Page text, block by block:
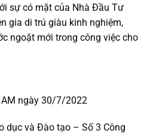
sự có mặt của Nhà Đầu Tư
gia di trú giàu kinh nghiệm,
ngoặt mới trong công việc cho
ngày 30/7/2022
dục và Đào tạo – Số 3 Công